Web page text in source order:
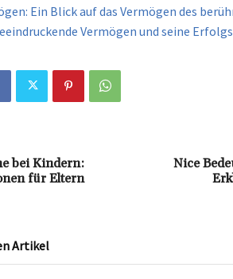
Ein Blick auf das Vermögen des
Vermögen und seine
bei Kindern:
für Eltern
Nice
Artikel